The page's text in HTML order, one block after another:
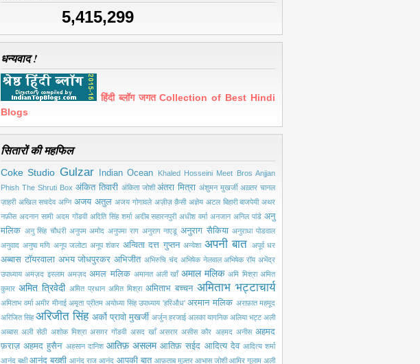
5,415,299
धन्यवाद !
हिंदी ब्लॉग जगत Collection of Best Hindi
Blogs
सितारों की महफिल
Coke Studio Gulzar Indian Ocean Khaled Hosseini Meet Bros Anjjan
Phish The Shruti Box अंकित तिवारी अंकिता जोशी अंतरा मित्रा अंशुमन मुखर्जी अख़्तर चानल
ज़ाहरी अखिल सचदेव अग्नि अजय अतुल अजय गोगावले अज़ीज़ क़ैसी अज्ञेय अटल बिहारी बाजपेयी अथर
नफ़ीस अदनान सामी अदम गोंडवी अदिति सिंह शर्मा अदीब सहारनपुरी अधीश वर्मा अनजान अनिल पांडे अनु
मलिक अनु सिंह चौधरी अनुपम अमोद अनुपमा राग अनुराग नाएडू अनुराग सैकिया अनुराधा पोडवाल
अनुवाद अनुषा मणि अनूप जलोटा अनूप शंकर अन्विता दत्त गुप्तन अन्वेशा अपनी बात अपूर्व धर
अब्बास टॉयरवाला अभय जोधपुरकर अभिजीत अभिरुचि चंद अभिषेक नेलवाल अभिषेक रॉय अभेंद्र
उपाध्याय अमज़द इस्लाम अमज़द अमल मलिक अमानत अली खाँ अमाल मलिक अमि मिश्रा अमित
कुमार अमित त्रिवेदी अमित प्रधान अमित मिश्रा अमिताभ बच्चन अमिताभ भट्टाचार्य
अमिताभ वर्मा अमीर मीनाई अमृता प्रीतम अयोध्या सिंह उपाध्याय 'हरिऔध' अरमान मलिक अराफ़ात महमूद
अरिजित सिंह अरिजीत सिंह अर्को प्रावो मुखर्जी अर्जुन हरजाई अलका यागनिक अलिया भट्ट अली
अब्बास अली सेठी अशोक मिश्रा असग़र गोंडवी असद खाँ असरार असीस कौर अहमद अनीस अहमद
फ़राज़ अहमद हुसैन अहसान दानिश आतिफ़ असलम आतिफ़ सईद आदित्य देव आदित्य शर्मा
आनंद बक्षी आनंद बख्शी आनंद राज आनंद आपकी बात आफ़ताब मुज़्तर आभास जोशी आमिर गुलाम अली